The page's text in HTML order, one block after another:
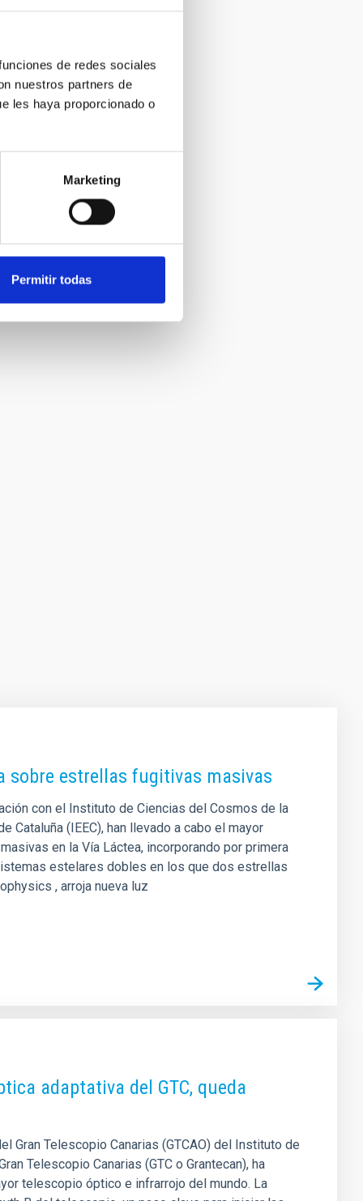
de redes sociales
nuestros partners de
les haya proporcionado o
Marketing
Permitir todas
sobre estrellas fugitivas masivas
con el Instituto de Ciencias del Cosmos de la
Cataluña (IEEC), han llevado a cabo el mayor
en la Vía Láctea, incorporando por primera
estelares dobles en los que dos estrellas
, arroja nueva luz
adaptativa del GTC, queda
Gran Telescopio Canarias (GTCAO) del Instituto de
Telescopio Canarias (GTC o Grantecan), ha
telescopio óptico e infrarrojo del mundo. La